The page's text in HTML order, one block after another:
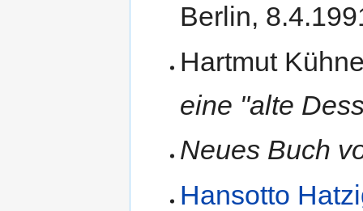
Berlin,
Hartmut
eine "alte
Neues Buch
Hansotto